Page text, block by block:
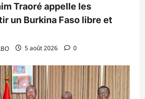
Traoré appelle les
un Burkina Faso libre et
5 août 2026 0